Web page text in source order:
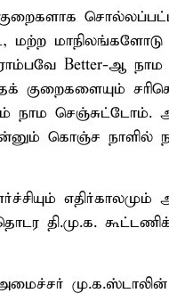
மற்ற மாநிலங்களோடு
Better-ஆ
குறைகளையும்
நாம செஞ்சுட்டோம்.
கொஞ்ச நாளில்
எதிர்காலமும்
தி.மு.க.
மு.க.ஸ்டாலின்